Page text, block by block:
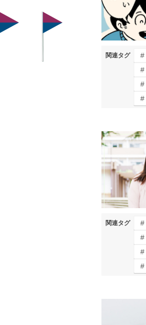
関連タグ
関連タグ